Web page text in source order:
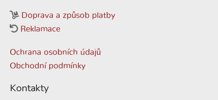
Doprava a způsob platby
Reklamace
Ochrana osobních údajů
Obchodní podmínky
Kontakty